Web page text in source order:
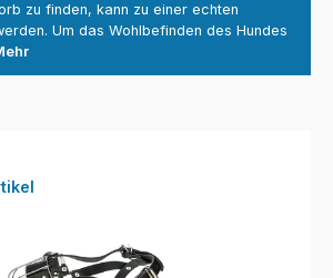
zu finden, kann zu einer echten
Um das Wohlbefinden des Hundes
überspringen